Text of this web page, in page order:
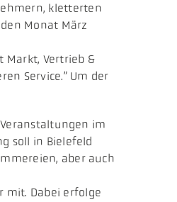
kletterten
Monat März
Markt, Vertrieb &
Service.” Um der
im
soll in Bielefeld
aber auch
mit. Dabei erfolge